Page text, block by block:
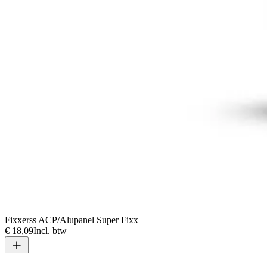
Fixxerss ACP/Alupanel Super Fixx
€ 18,09Incl. btw